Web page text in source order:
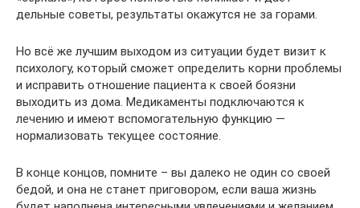
дельные советы, результаты окажутся не за горами.
Но всё же лучшим выходом из ситуации будет визит к
психологу, который сможет определить корни проблемы
и исправить отношение пациента к своей боязни
выходить из дома. Медикаменты подключаются к
лечению и имеют вспомогательную функцию —
нормализовать текущее состояние.
В конце концов, помните – вы далеко не один со своей
бедой, и она не станет приговором, если ваша жизнь